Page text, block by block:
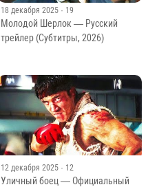
18 декабря 2025 · 19
Молодой Шерлок — Русский
трейлер (Субтитры, 2026)
12 декабря 2025 · 12
Уличный боец — Официальный